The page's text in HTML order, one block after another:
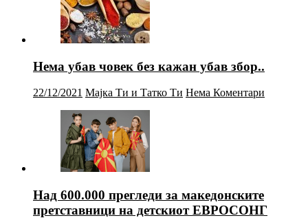
Нема убав човек без кажан убав збор..
22/12/2021 Мајка Ти и Татко Ти Нема Коментари
Над 600.000 прегледи за македонските
претставници на детскиот ЕВРОСОНГ